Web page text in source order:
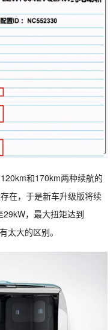
和170km两种续航的
在，于是新车升级版将续
，最大扭矩达到
太大的区别。